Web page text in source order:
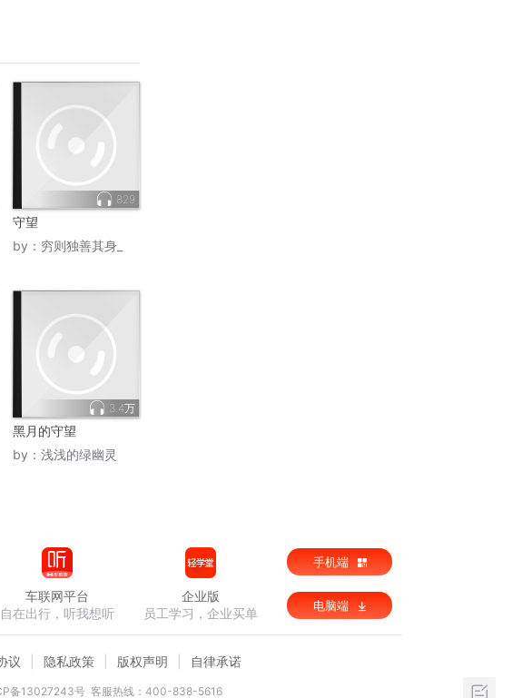
829
守望
by： 穷则独善其身_
3.4万
黑月的守望
by： 浅浅的绿幽灵
车联网平台
自在出行，听我想听
企业版
员工学习，企业买单
手机端
电脑端
议 隐私政策 版权声明 自律承诺
备13027243号 客服热线：400-838-5616